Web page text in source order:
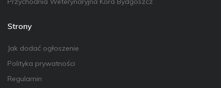
Strony
Jak dodać ogłoszenie
Polityka prywatności
Regulamin